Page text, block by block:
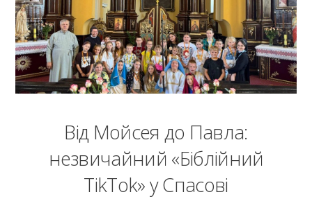
20-06-2026
Від Мойсея до Павла:
незвичайний «Біблійний
TikTok» у Спасові